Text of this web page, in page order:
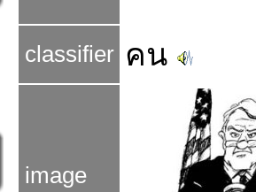
classifier คน
image